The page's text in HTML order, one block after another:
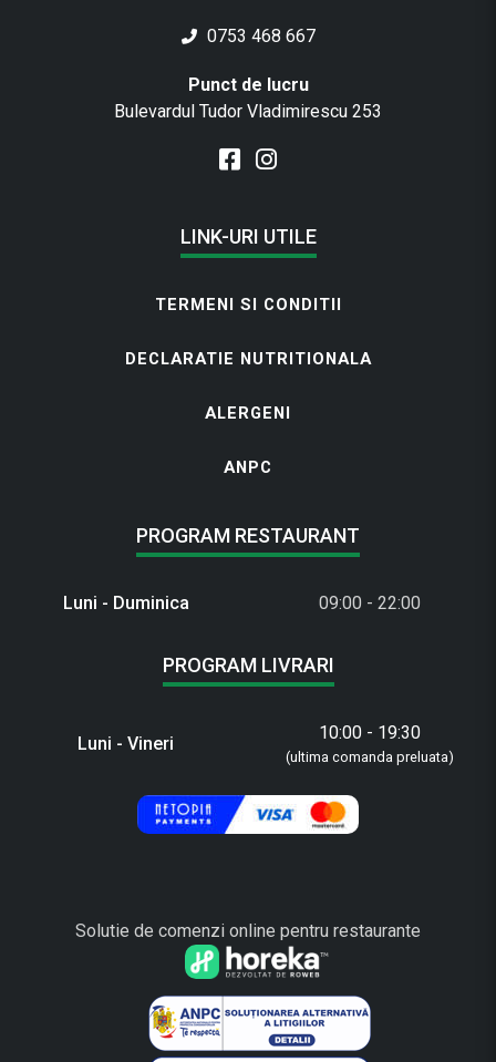
0753 468 667
Punct de lucru
Bulevardul Tudor Vladimirescu 253
LINK-URI UTILE
TERMENI SI CONDITII
DECLARATIE NUTRITIONALA
ALERGENI
ANPC
PROGRAM RESTAURANT
Luni - Duminica 09:00 - 22:00
PROGRAM LIVRARI
Luni - Vineri 10:00 - 19:30
(ultima comanda preluata)
Solutie de comenzi online pentru restaurante